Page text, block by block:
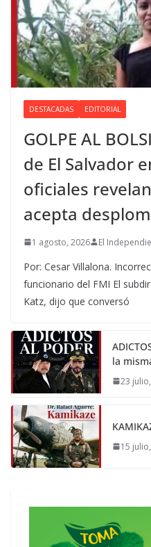
DESTACADAS EDITORIAL
GOLPE AL
de El Salvador
oficiales
acepta
1 agosto, 2026 El
Por: Cesar Villalona.
funcionario del FMI El
Katz, dijo que conversó
la
23
15